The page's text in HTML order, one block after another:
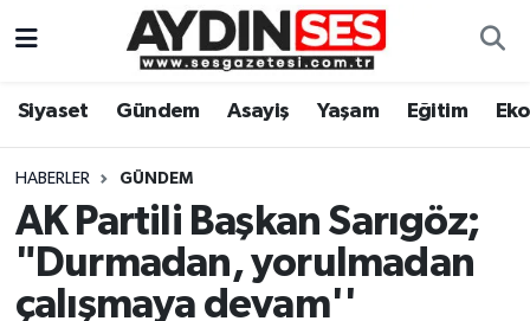
Siyaset Gündem Asayiş Yaşam Eğitim
HABERLER GÜNDEM
AK Partili Başkan Sarıgöz;
"Durmadan, yorulmadan
çalışmaya devam''
Gündem
Siyaset
Ekonomi
Aydın Hava Durumu
Aydin Namaz Vakitleri
Aydın Trafik Yoğunluk Haritası